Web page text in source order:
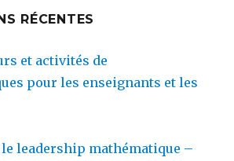
RÉCENTES
et activités de
pour les enseignants et les
leadership mathématique –